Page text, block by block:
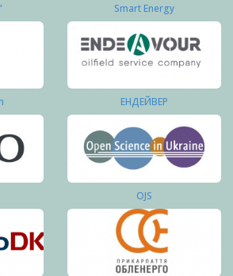
Smart Energy
ЕНДЕЙВЕР
OJS